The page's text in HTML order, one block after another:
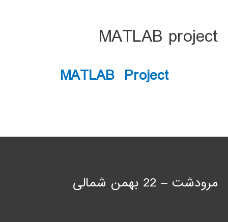
MATLAB project
MATLAB Project
مرودشت – 22 بهمن شمالی